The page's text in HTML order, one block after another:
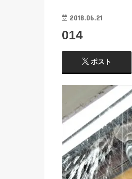
2018.06.21
014
ポスト